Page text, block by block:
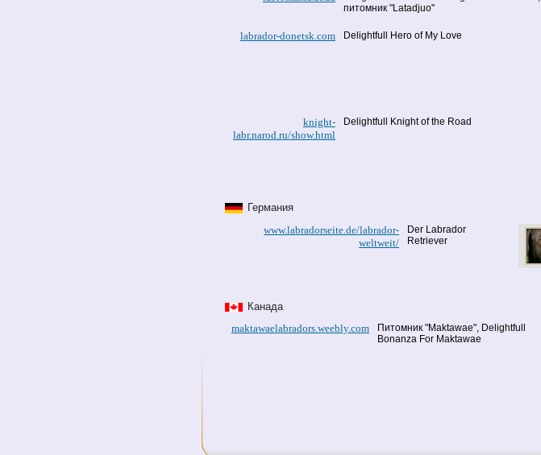
питомник "Latadjuo"
labrador-donetsk.com Delightfull Hero of My Love
knight-
labr.narod.ru/show.html
Delightfull Knight of the Road
Германия
www.labradorseite.de/labrador-
weltweit/
Der Labrador
Retriever
Канада
maktawaelabradors.weebly.com
Питомник "Maktawae", Delightfull
Bonanza For Maktawae